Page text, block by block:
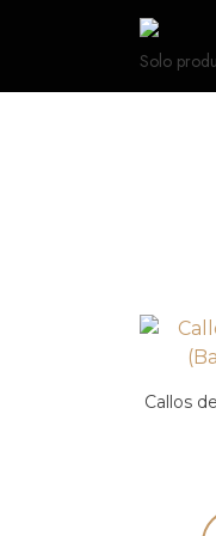
Solo
Callos